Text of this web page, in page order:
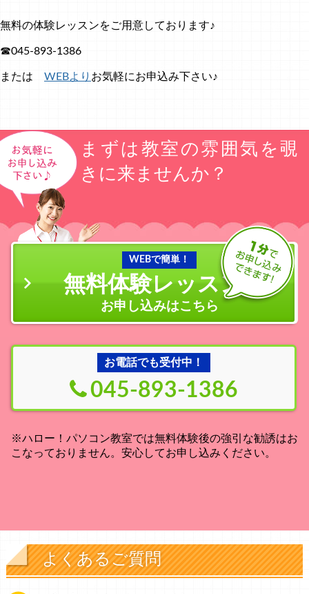
無料の体験レッスンをご用意しております♪
☎045-893-1386
または WEBより お気軽にお申込み下さい♪
まずは教室の雰囲気を覗
きに来ませんか？
WEBで簡単！
無料体験レッスン
お申し込みはこちら
お電話でも受付中！
045-893-1386
※ハロー！パソコン教室では無料体験後の強引な勧誘はお
こなっておりません。安心してお申し込みください。
よくあるご質問